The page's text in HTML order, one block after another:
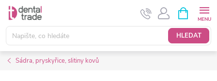
Přejít
obsah
HLEDAT
NÁKUPNÍ
KOŠÍK
Sádra, pryskyřice, slitiny kovů